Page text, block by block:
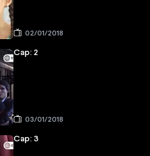
02/01/2018
Cap: 2
03/01/2018
Cap: 3